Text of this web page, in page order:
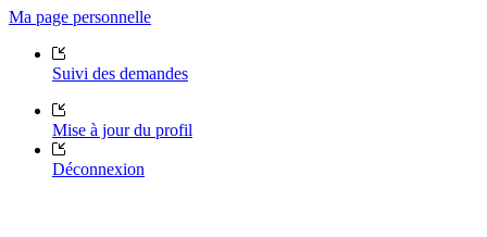
Ma page personnelle
Suivi des demandes
Mise à jour du profil
Déconnexion